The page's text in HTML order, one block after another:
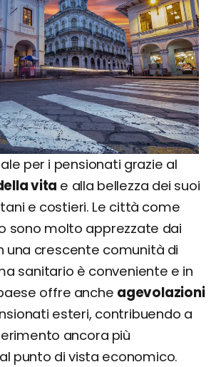
per i pensionati grazie al
vita e alla bellezza dei suoi
e costieri. Le città come
sono molto apprezzate dai
una crescente comunità di
sanitario è conveniente e in
offre anche agevolazioni
esteri, contribuendo a
ancora più
punto di vista economico.